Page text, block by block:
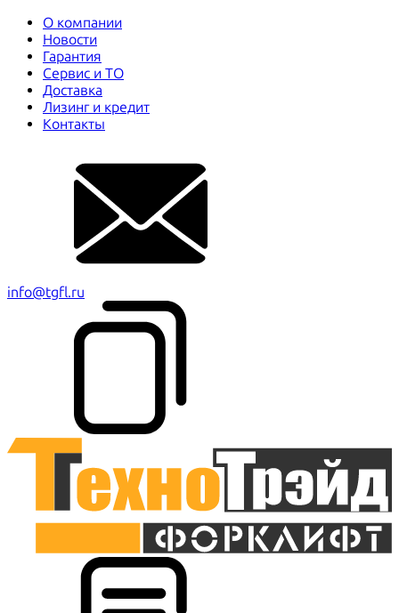
О компании
Новости
Гарантия
Сервис и ТО
Доставка
Лизинг и кредит
Контакты
info@tgfl.ru